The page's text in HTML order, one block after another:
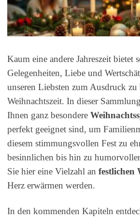
Kaum eine andere Jahreszeit bietet
Gelegenheiten, Liebe und
unseren Liebsten zum Ausdruck
Weihnachtszeit. In dieser
Ihnen ganz besondere
perfekt geeignet sind, um
diesem stimmungsvollen Fest zu
besinnlichen bis hin zu
Sie hier eine Vielzahl an festlichen
Herz erwärmen werden.
In den kommenden Kapiteln